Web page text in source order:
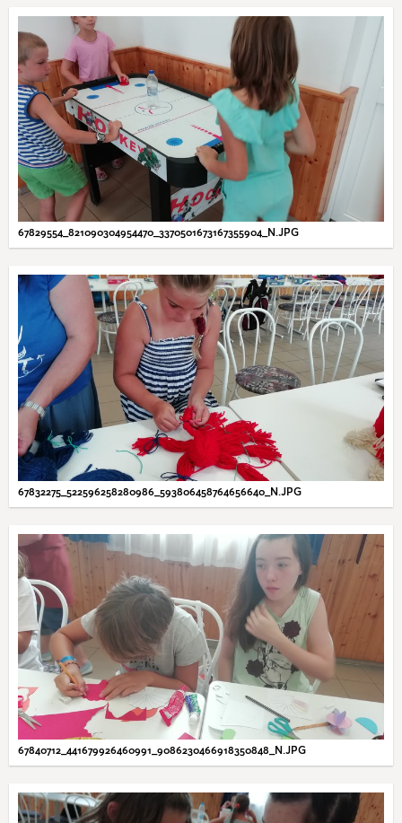
67829554_821090304954470_3370501673167355904_N.JPG
67832275_522596258280986_593806458764656640_N.JPG
67840712_441679926460991_9086230466918350848_N.JPG